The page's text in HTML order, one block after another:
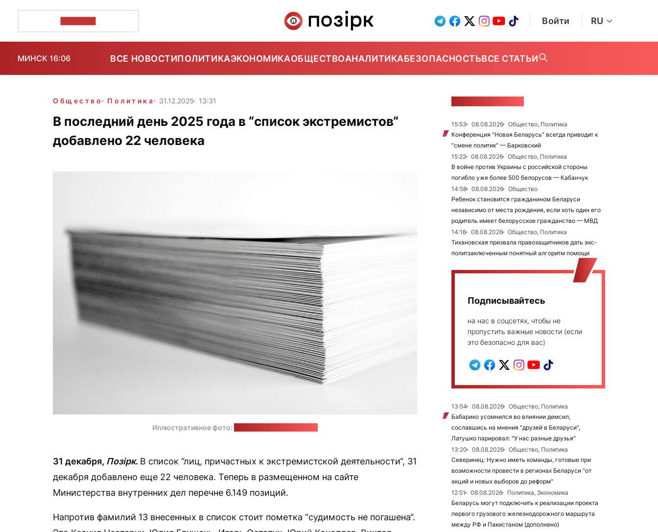
Войти RU
МИНСК 16:06 ВСЕ НОВОСТИПОЛИТИКАЭКОНОМИКАОБЩЕСТВОАНАЛИТИКАБЕЗОПАСНОСТЬВСЕ СТАТЬИ
Общество Политика 31.12.2025 13:31
В последний день 2025 года в “список экстремистов“
добавлено 22 человека
Иллюстративное фото:
31 декабря, Позірк. В список “лиц, причастных к экстремистской деятельности“, 31
декабря добавлено еще 22 человека. Теперь в размещенном на сайте
Министерства внутренних дел перечне 6.149 позиций.
Напротив фамилий 13 внесенных в список стоит пометка “судимость не погашена“.
15:53 08.08.2026
Общество, Политика
Конференция "Новая Беларусь" всегда приводит к
"смене политик" — Барковский
15:22
08.08.2026
Общество, Политика
В войне против Украины с российской стороны
погибло уже более 500 белорусов — Кабанчук
14:58
08.08.2026
Общество
Ребенок становится гражданином Беларуси
независимо от места рождения, если хоть один его
родитель имеет белорусское гражданство — МВД
14:16
08.08.2026
Общество, Политика
Тихановская призвала правозащитников дать экс-
политзаключенным понятный алгоритм помощи
Подписывайтесь
на нас в соцсетях, чтобы не
пропустить важные новости (если
это безопасно для вас)
13:54 08.08.2026
Общество, Политика
Бабарико усомнился во влиянии демсил,
сославшись на мнения "друзей в Беларуси",
Латушко парировал: "У нас разные друзья"
13:20
08.08.2026
Общество, Политика
Северинец: Нужно иметь команды, готовые при
возможности провести в регионах Беларуси "от
акций и новых выборов до реформ"
12:51
08.08.2026
Политика, Экономика
Беларусь могут подключить к реализации проекта
первого грузового железнодорожного маршрута
между РФ и Пакистаном (дополнено)